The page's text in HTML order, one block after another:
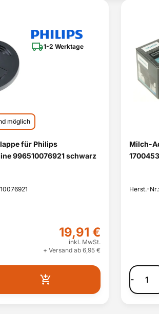
1-2 Werktage
möglich
für Philips
996510076921 schwarz
19,91 €
inkl. MwSt.
+ Versand ab 6,95 €
Milch-
Herst.-
-